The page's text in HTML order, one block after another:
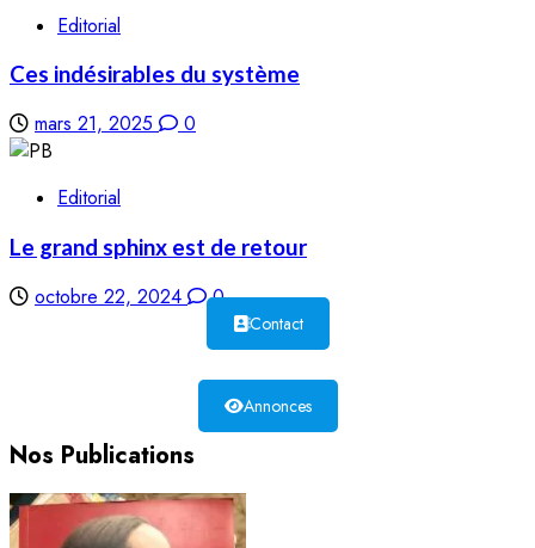
Editorial
Ces indésirables du système
mars 21, 2025 0
Editorial
Le grand sphinx est de retour
octobre 22, 2024 0
Contact
Annonces
Nos Publications